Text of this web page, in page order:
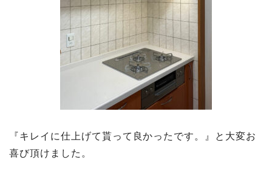
『キレイに仕上げて貰って良かったです。』と大変お
喜び頂けました。